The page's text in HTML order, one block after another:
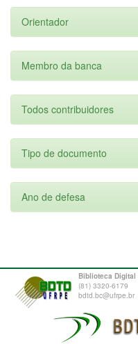
Orientador
Membro da banca
Todos contribuidores
Tipo de documento
Ano de defesa
Biblioteca Digital
(81) 3320-6179
bdtd.bc@ufrpe.br